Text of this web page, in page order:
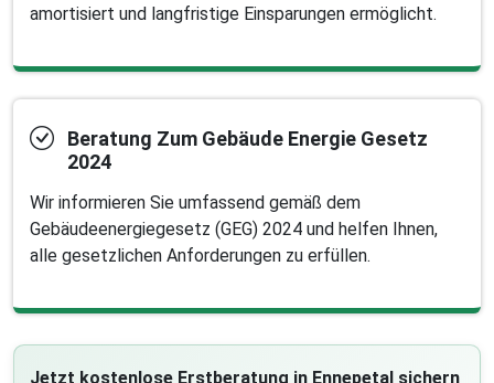
amortisiert und langfristige Einsparungen ermöglicht.
Beratung Zum Gebäude Energie Gesetz
2024
Wir informieren Sie umfassend gemäß dem
Gebäudeenergiegesetz (GEG) 2024 und helfen Ihnen,
alle gesetzlichen Anforderungen zu erfüllen.
Jetzt kostenlose Erstberatung in Ennepetal sichern